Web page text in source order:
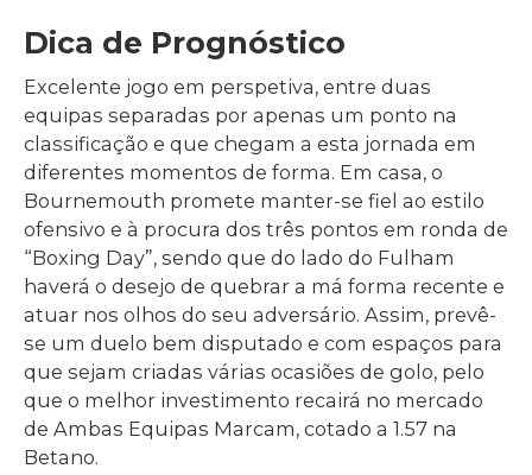
Dica de Prognóstico
Excelente jogo em perspetiva, entre duas
equipas separadas por apenas um ponto na
classificação e que chegam a esta jornada em
diferentes momentos de forma. Em casa, o
Bournemouth promete manter-se fiel ao estilo
ofensivo e à procura dos três pontos em ronda de
“Boxing Day”, sendo que do lado do Fulham
haverá o desejo de quebrar a má forma recente e
atuar nos olhos do seu adversário. Assim, prevê-
se um duelo bem disputado e com espaços para
que sejam criadas várias ocasiões de golo, pelo
que o melhor investimento recairá no mercado
de Ambas Equipas Marcam, cotado a 1.57 na
Betano.